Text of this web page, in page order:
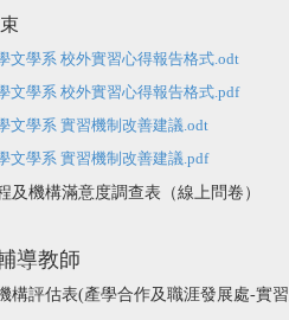
文學系 校外實習心得報告格式.odt
文學系 校外實習心得報告格式.pdf
文學系 實習機制改善建議.odt
文學系 實習機制改善建議.pdf
及機構滿意度調查表
（線上問卷）
導教師
構評估表(產學合作及職涯發展處-實